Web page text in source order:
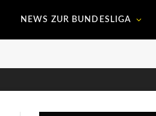
NEWS ZUR BUNDESLIGA